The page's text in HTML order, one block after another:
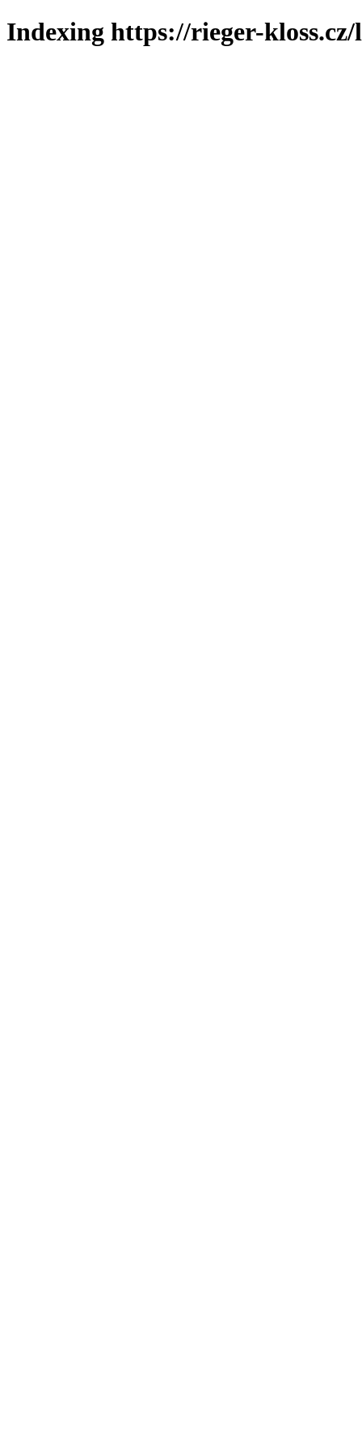
Indexing https://rieger-